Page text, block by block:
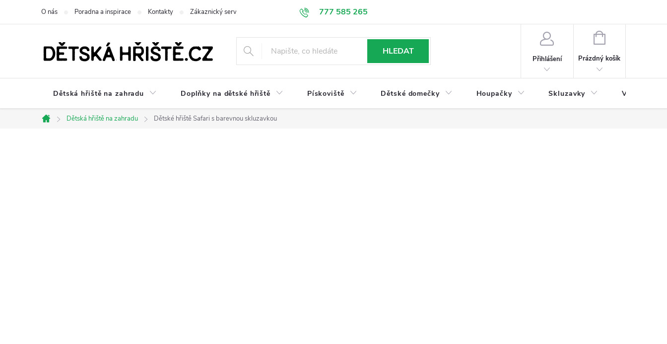
777 585 265
O nás Poradna a inspirace Kontakty Zákaznický servis Doprava a platba Obchodní podmínky
HLEDAT
Přihlášení
NÁKUPNÍ
Prázdný košík
Dětská hřiště na zahradu Doplňky na dětské hřiště Pískoviště Dětské domečky Houpačky Skluzavky Veřejná
Domů
Dětská hřiště na zahradu Dětské hřiště Safari s barevnou skluzavkou